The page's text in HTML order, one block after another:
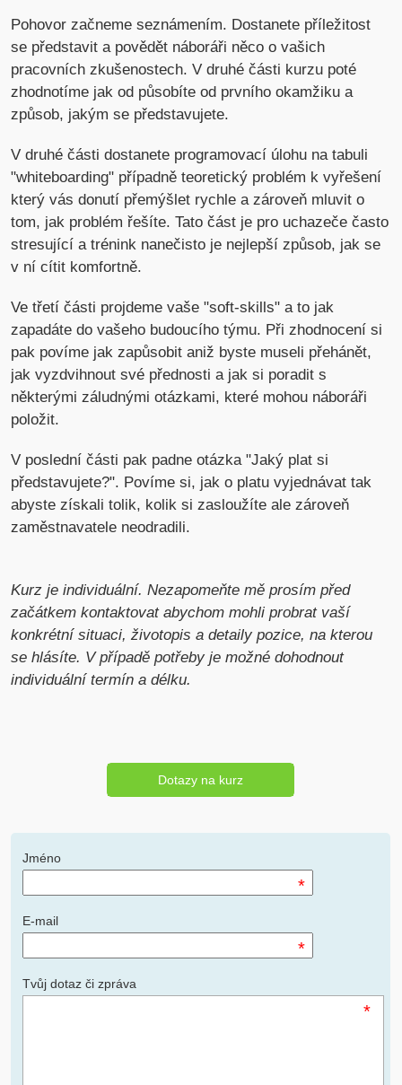
Pohovor začneme seznámením. Dostanete příležitost
se představit a povědět náboráři něco o vašich
pracovních zkušenostech. V druhé části kurzu poté
zhodnotíme jak od působíte od prvního okamžiku a
způsob, jakým se představujete.
V druhé části dostanete programovací úlohu na tabuli
"whiteboarding" případně teoretický problém k vyřešení
který vás donutí přemýšlet rychle a zároveň mluvit o
tom, jak problém řešíte. Tato část je pro uchazeče často
stresující a trénink nanečisto je nejlepší způsob, jak se
v ní cítit komfortně.
Ve třetí části projdeme vaše "soft-skills" a to jak
zapadáte do vašeho budoucího týmu. Při zhodnocení si
pak povíme jak zapůsobit aniž byste museli přehánět,
jak vyzdvihnout své přednosti a jak si poradit s
některými záludnými otázkami, které mohou náboráři
položit.
V poslední části pak padne otázka "Jaký plat si
představujete?". Povíme si, jak o platu vyjednávat tak
abyste získali tolik, kolik si zasloužíte ale zároveň
zaměstnavatele neodradili.
Kurz je individuální. Nezapomeňte mě prosím před
začátkem kontaktovat abychom mohli probrat vaší
konkrétní situaci, životopis a detaily pozice, na kterou
se hlásíte. V případě potřeby je možné dohodnout
individuální termín a délku.
Dotazy na kurz
Jméno
*
E-mail
*
Tvůj dotaz či zpráva
*